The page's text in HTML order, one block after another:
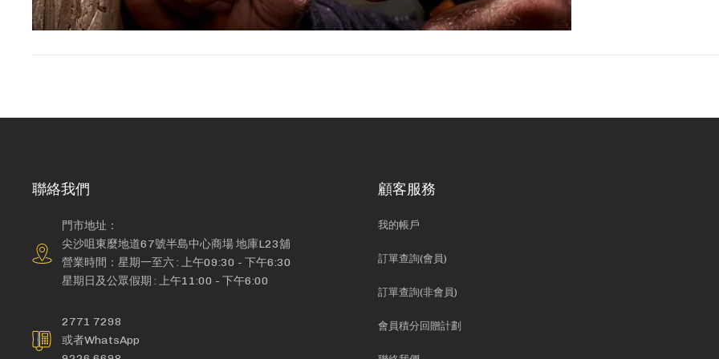
聯絡我們
門市地址：
尖沙咀東麼地道67號半島中心商場 地庫L23舖
營業時間：星期一至六 : 上午09:30 - 下午6:30
星期日及公眾假期 : 上午11:00 - 下午6:00
2771 7298
或者WhatsApp
顧客服務
我的帳戶
訂單查詢(會員)
訂單查詢(非會員)
會員積分回贈計劃